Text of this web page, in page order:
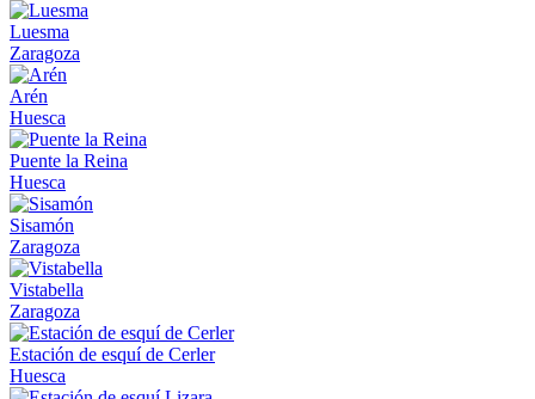
Luesma
Zaragoza
Arén
Huesca
Puente la Reina
Huesca
Sisamón
Zaragoza
Vistabella
Zaragoza
Estación de esquí de Cerler
Huesca